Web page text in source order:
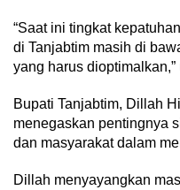
“Saat ini tingkat
di Tanjabtim masih di
yang harus
Bupati Tanjabtim, Dillah
menegaskan pentingnya
dan masyarakat dalam
Dillah menyayangkan